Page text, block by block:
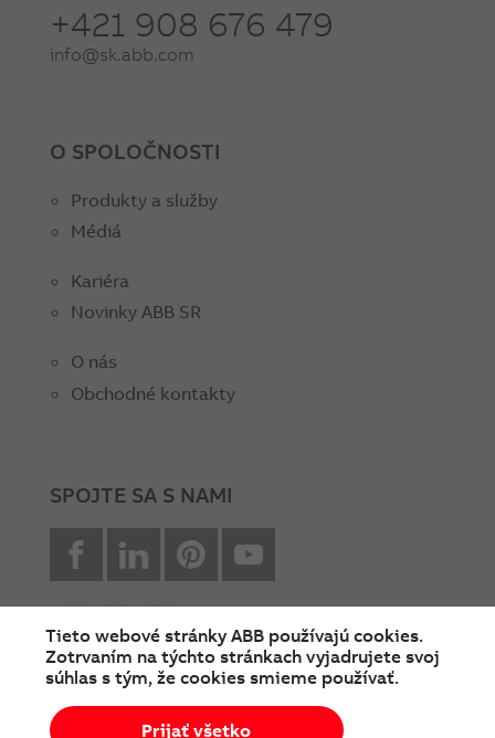
+421 908 676 479
info@sk.abb.com
O SPOLOČNOSTI
Produkty a služby
Médiá
Kariéra
Novinky ABB SR
O nás
Obchodné kontakty
SPOJTE SA S NAMI
facebookLinkedin Pinterest
© Copyright 2026 ABB
Tieto webové stránky ABB používajú cookies.
Zotrvaním na týchto stránkach vyjadrujete svoj
súhlas s tým, že cookies smieme používať.
Prijať všetko